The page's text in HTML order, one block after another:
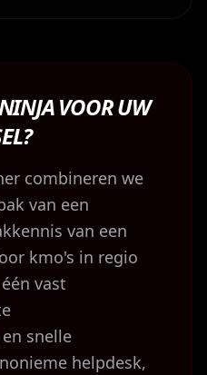
VOOR UW
combineren we
van een
van een
kmo's in regio
vast
snelle
helpdesk,